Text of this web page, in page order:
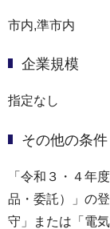
市内,準市内
企業規模
指定なし
その他の条件
「令和３・４年
品・委託）」の
守」または「電